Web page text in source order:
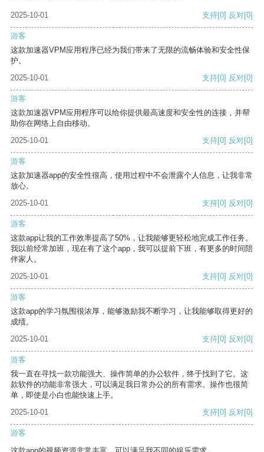
2025-10-01 支持[0] 反对[0]
游客
这款加速器VPM应用程序已经为我们带来了无限的流畅体验和安全性保
护。
2025-10-01
支持[0] 反对[0]
游客
这款加速器VPM应用程序可以给你提供最高速度和安全性的连接，并帮
助你在网络上自由移动。
2025-10-01
支持[0] 反对[0]
游客
这款加速器app的安全性很高，使用过程中不会泄露个人信息，让我非常
放心。
2025-10-01
支持[0] 反对[0]
游客
这款app让我的工作效率提高了50%，让我能够更轻松地完成工作任务。
我以前经常加班，现在有了这个app，我可以提前下班，有更多的时间陪
伴家人。
2025-10-01
支持[0] 反对[0]
游客
这款app的学习氛围很浓厚，能够激励我不断学习，让我能够取得更好的
成绩。
2025-10-01
支持[0] 反对[0]
游客
我一直在寻找一款功能强大、操作简单的办公软件，终于找到了它。这
款软件的功能非常强大，可以满足我日常办公的所有需求。操作也很简
单，即使是小白也能快速上手。
2025-10-01
支持[0] 反对[0]
游客